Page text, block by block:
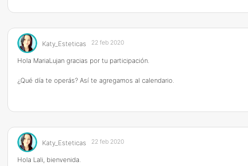
Katy_Esteticas 22 feb 2020
Hola MariaLujan gracias por tu participación.
¿Qué día te operás? Así te agregamos al calendario.
Katy_Esteticas 22 feb 2020
Hola Lali, bienvenida.